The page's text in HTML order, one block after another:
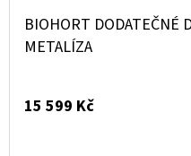
BIOHORT DODATEČNÉ
METALÍZA
15 599 Kč